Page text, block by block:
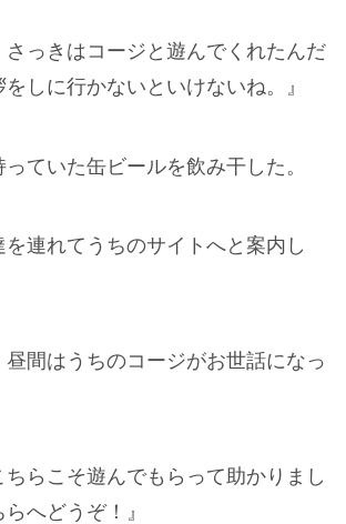
さっきはコージと遊んでくれたんだ
しに行かないといけないね。』
ていた缶ビールを飲み干した。
連れてうちのサイトへと案内し
昼間はうちのコージがお世話になっ
ちらこそ遊んでもらって助かりまし
へどうぞ！』